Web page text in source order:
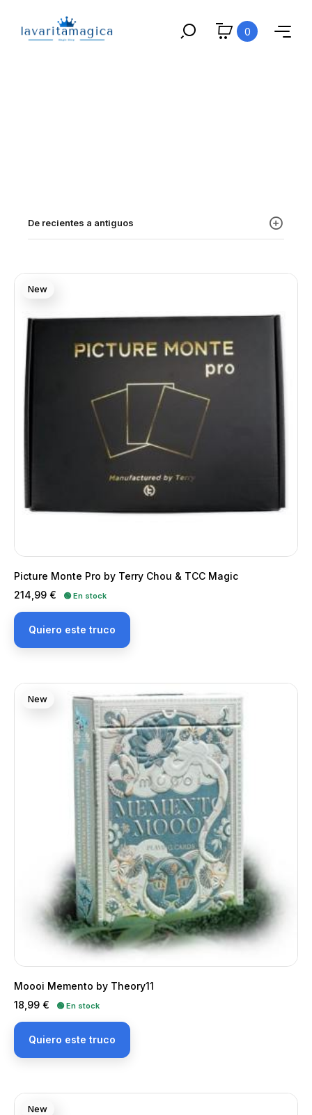
0
De recientes a antiguos
Picture Monte Pro by Terry Chou & TCC Magic
Precio
214,99 € 🟢 En stock
Quiero este truco
New
Moooi Memento by Theory11
Precio
18,99 € 🟢 En stock
Quiero este truco
New
New